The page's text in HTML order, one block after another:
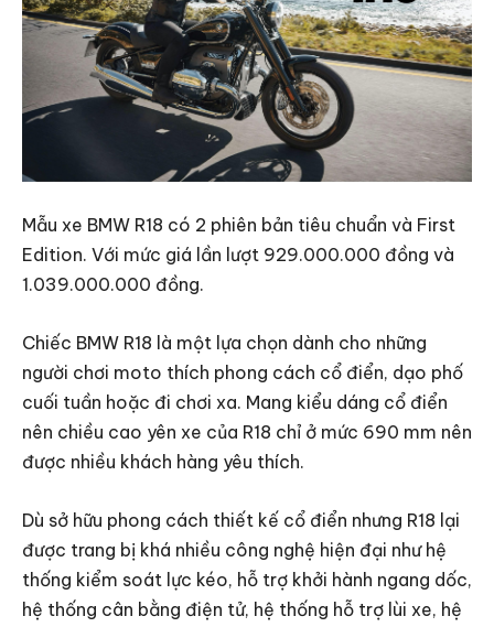
Mẫu xe BMW R18 có 2 phiên bản tiêu chuẩn và First
Edition. Với mức giá lần lượt 929.000.000 đồng và
1.039.000.000 đồng.
Chiếc BMW R18 là một lựa chọn dành cho những
người chơi moto thích phong cách cổ điển, dạo phố
cuối tuần hoặc đi chơi xa. Mang kiểu dáng cổ điển
nên chiều cao yên xe của R18 chỉ ở mức 690 mm nên
được nhiều khách hàng yêu thích.
Dù sở hữu phong cách thiết kế cổ điển nhưng R18 lại
được trang bị khá nhiều công nghệ hiện đại như hệ
thống kiểm soát lực kéo, hỗ trợ khởi hành ngang dốc,
hệ thống cân bằng điện tử, hệ thống hỗ trợ lùi xe, hệ